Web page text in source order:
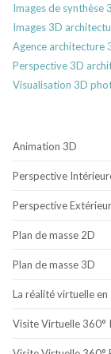
Images de synthèse
Images 3D
Agence architecture
Perspective 3D
Visualisation 3D
Animation 3D
Perspective
Perspective
Plan de masse 2D
Plan de masse 3D
La réalité virtuelle
Visite Virtuelle 360°